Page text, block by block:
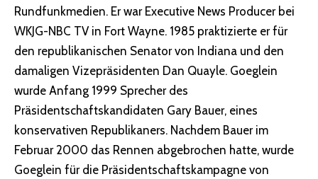
Rundfunkmedien. Er war Executive News Producer bei
WKJG-NBC TV in Fort Wayne. 1985 praktizierte er für
den republikanischen Senator von Indiana und den
damaligen Vizepräsidenten Dan Quayle. Goeglein
wurde Anfang 1999 Sprecher des
Präsidentschaftskandidaten Gary Bauer, eines
konservativen Republikaners. Nachdem Bauer im
Februar 2000 das Rennen abgebrochen hatte, wurde
Goeglein für die Präsidentschaftskampagne von